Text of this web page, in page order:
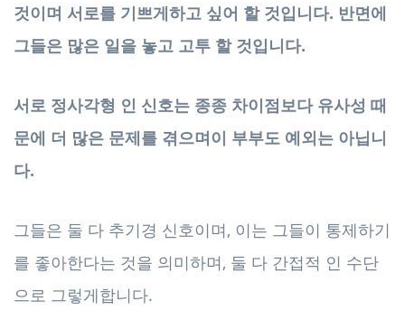
것이며 서로를 기쁘게하고 싶어 할 것입니다. 반면에
그들은 많은 일을 놓고 고투 할 것입니다.
서로 정사각형 인 신호는 종종 차이점보다 유사성 때
문에 더 많은 문제를 겪으며이 부부도 예외는 아닙니
다.
그들은 둘 다 추기경 신호이며, 이는 그들이 통제하기
를 좋아한다는 것을 의미하며, 둘 다 간접적 인 수단
으로 그렇게합니다.